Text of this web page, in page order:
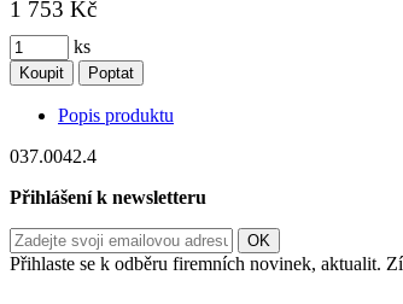
1 753 Kč
ks
Koupit Poptat
Popis produktu
037.0042.4
Přihlášení k newsletteru
Přihlaste se k odběru firemních novinek, aktualit.